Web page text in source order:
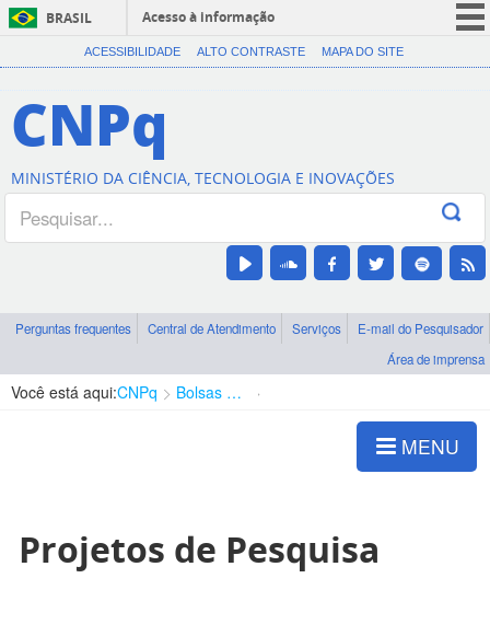
BRASIL
Acesso à informação
CORONAVÍRUS (COVID-19)
Canais
ACESSIBILIDADE ALTO CONTRASTE MAPA DO SITE
CNPq
MINISTÉRIO DA CIÊNCIA, TECNOLOGIA E INOVAÇÕES
Perguntas frequentes Central de Atendimento Serviços
E-mail do Pesquisador
Área de imprensa
Você está aqui:CNPq Bolsas e Auxílios Vigentes
MENU
Projetos de Pesquisa